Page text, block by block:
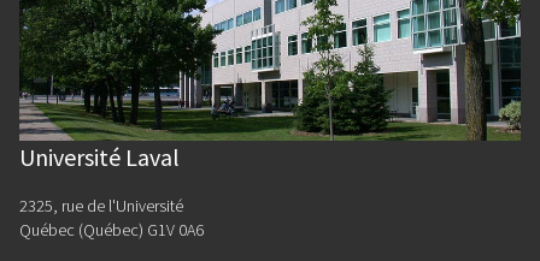
Université Laval
2325, rue de l'Université
Québec (Québec) G1V 0A6